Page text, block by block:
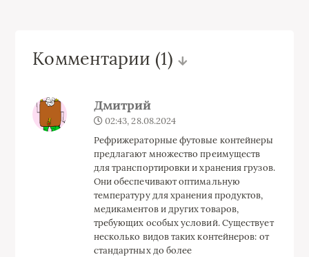
Комментарии (1)
Дмитрий
02:43, 28.08.2024
Рефрижераторные футовые контейнеры
предлагают множество преимуществ
для транспортировки и хранения грузов.
Они обеспечивают оптимальную
температуру для хранения продуктов,
медикаментов и других товаров,
требующих особых условий. Существует
несколько видов таких контейнеров: от
стандартных до более